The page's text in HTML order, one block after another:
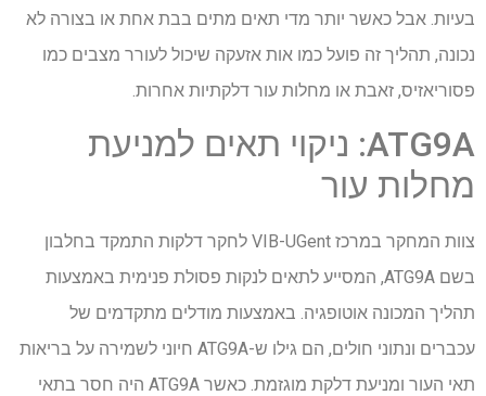
בעיות. אבל כאשר יותר מדי תאים מתים בבת אחת או בצורה לא
נכונה, תהליך זה פועל כמו אות אזעקה שיכול לעורר מצבים כמו
פסוריאזיס, זאבת או מחלות עור דלקתיות אחרות.
ATG9A: ניקוי תאים למניעת
מחלות עור
צוות המחקר במרכז VIB-UGent לחקר דלקות התמקד בחלבון
בשם ATG9A, המסייע לתאים לנקות פסולת פנימית באמצעות
תהליך המכונה אוטופגיה. באמצעות מודלים מתקדמים של
עכברים ונתוני חולים, הם גילו ש-ATG9A חיוני לשמירה על בריאות
תאי העור ומניעת דלקת מוגזמת. כאשר ATG9A היה חסר בתאי